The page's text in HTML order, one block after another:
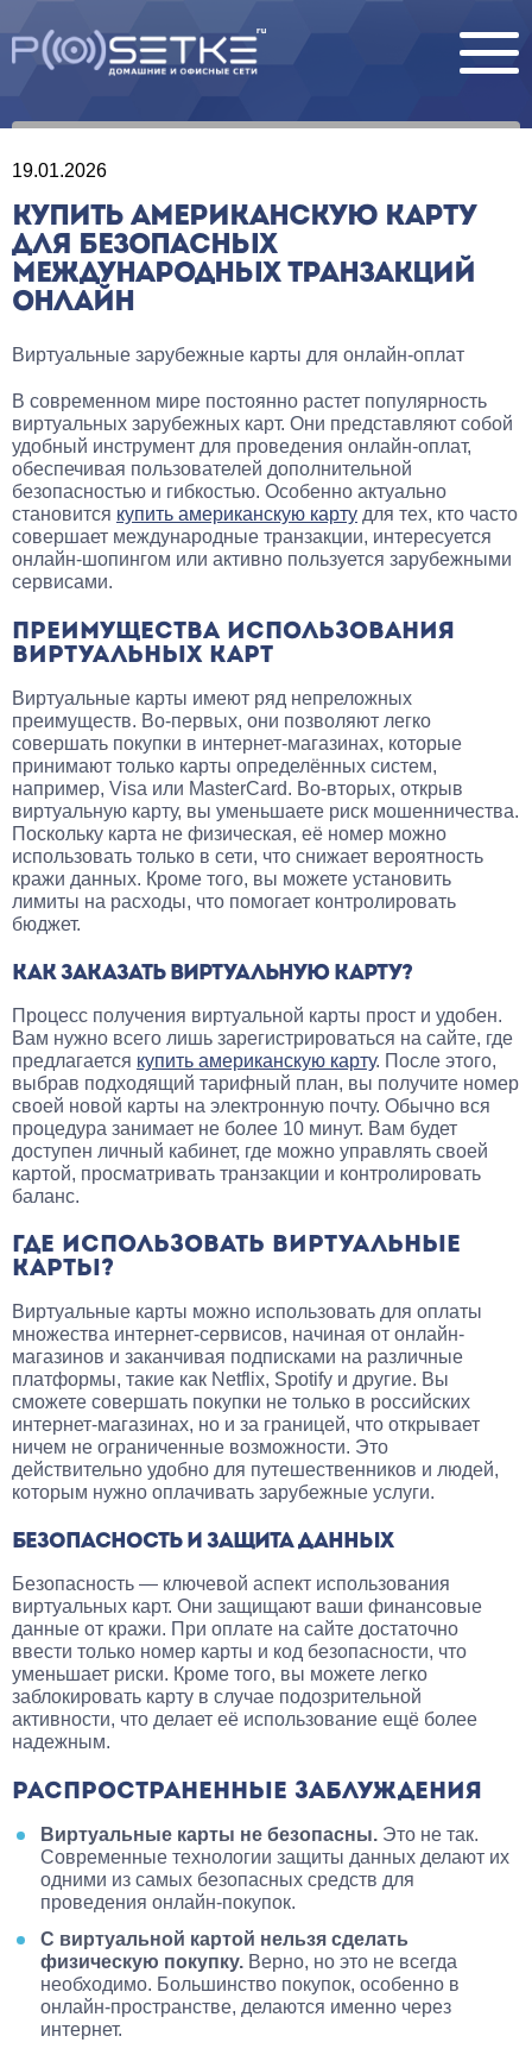
19.01.2026
КУПИТЬ АМЕРИКАНСКУЮ КАРТУ
ДЛЯ БЕЗОПАСНЫХ
МЕЖДУНАРОДНЫХ ТРАНЗАКЦИЙ
ОНЛАЙН
Виртуальные зарубежные карты для онлайн-оплат
В современном мире постоянно растет популярность
виртуальных зарубежных карт. Они представляют собой
удобный инструмент для проведения онлайн-оплат,
обеспечивая пользователей дополнительной
безопасностью и гибкостью. Особенно актуально
становится купить американскую карту для тех, кто часто
совершает международные транзакции, интересуется
онлайн-шопингом или активно пользуется зарубежными
сервисами.
ПРЕИМУЩЕСТВА ИСПОЛЬЗОВАНИЯ
ВИРТУАЛЬНЫХ КАРТ
Виртуальные карты имеют ряд непреложных
преимуществ. Во-первых, они позволяют легко
совершать покупки в интернет-магазинах, которые
принимают только карты определённых систем,
например, Visa или MasterCard. Во-вторых, открыв
виртуальную карту, вы уменьшаете риск мошенничества.
Поскольку карта не физическая, её номер можно
использовать только в сети, что снижает вероятность
кражи данных. Кроме того, вы можете установить
лимиты на расходы, что помогает контролировать
бюджет.
КАК ЗАКАЗАТЬ ВИРТУАЛЬНУЮ КАРТУ?
Процесс получения виртуальной карты прост и удобен.
Вам нужно всего лишь зарегистрироваться на сайте, где
предлагается купить американскую карту. После этого,
выбрав подходящий тарифный план, вы получите номер
своей новой карты на электронную почту. Обычно вся
процедура занимает не более 10 минут. Вам будет
доступен личный кабинет, где можно управлять своей
картой, просматривать транзакции и контролировать
баланс.
ГДЕ ИСПОЛЬЗОВАТЬ ВИРТУАЛЬНЫЕ
КАРТЫ?
Виртуальные карты можно использовать для оплаты
множества интернет-сервисов, начиная от онлайн-
магазинов и заканчивая подписками на различные
платформы, такие как Netflix, Spotify и другие. Вы
сможете совершать покупки не только в российских
интернет-магазинах, но и за границей, что открывает
ничем не ограниченные возможности. Это
действительно удобно для путешественников и людей,
которым нужно оплачивать зарубежные услуги.
БЕЗОПАСНОСТЬ И ЗАЩИТА ДАННЫХ
Безопасность — ключевой аспект использования
виртуальных карт. Они защищают ваши финансовые
данные от кражи. При оплате на сайте достаточно
ввести только номер карты и код безопасности, что
уменьшает риски. Кроме того, вы можете легко
заблокировать карту в случае подозрительной
активности, что делает её использование ещё более
надежным.
РАСПРОСТРАНЕННЫЕ ЗАБЛУЖДЕНИЯ
Виртуальные карты не безопасны. Это не так.
Современные технологии защиты данных делают их
одними из самых безопасных средств для
проведения онлайн-покупок.
С виртуальной картой нельзя сделать
физическую покупку. Верно, но это не всегда
необходимо. Большинство покупок, особенно в
онлайн-пространстве, делаются именно через
интернет.